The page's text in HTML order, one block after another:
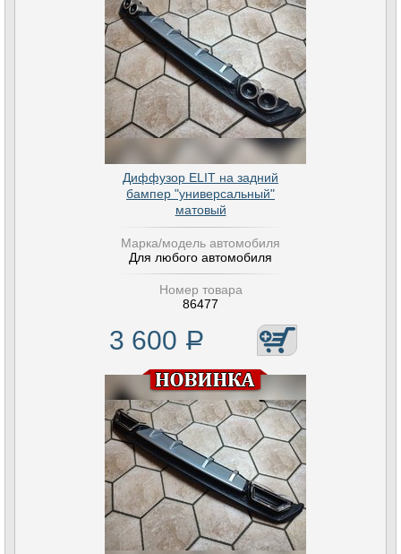
Диффузор ELIT на задний
бампер "универсальный"
матовый
Марка/модель автомобиля
Для любого автомобиля
Номер товара
86477
3 600 Р